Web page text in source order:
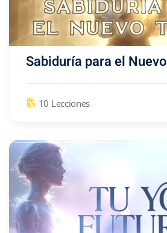
Sabiduría para el
10 Lecciones